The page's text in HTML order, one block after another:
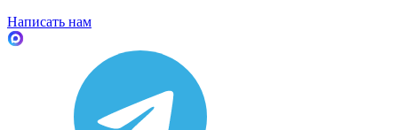
Написать нам